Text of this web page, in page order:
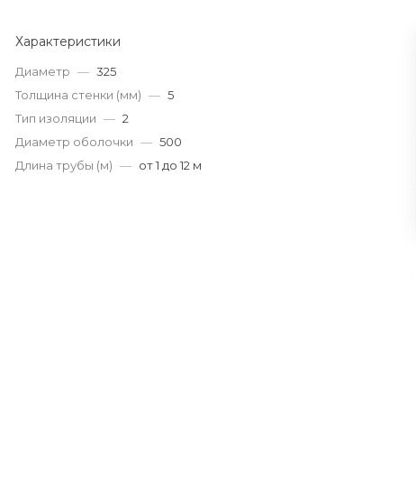
Характеристики
Диаметр — 325
Толщина стенки (мм) — 5
Тип изоляции — 2
Диаметр оболочки — 500
Длина трубы (м) — от 1 до 12 м